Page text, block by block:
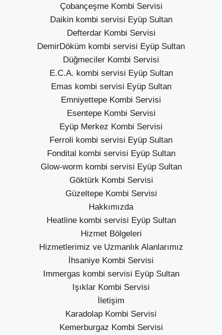
Çobançeşme Kombi Servisi
Daikin kombi servisi Eyüp Sultan
Defterdar Kombi Servisi
DemirDöküm kombi servisi Eyüp Sultan
Düğmeciler Kombi Servisi
E.C.A. kombi servisi Eyüp Sultan
Emas kombi servisi Eyüp Sultan
Emniyettepe Kombi Servisi
Esentepe Kombi Servisi
Eyüp Merkez Kombi Servisi
Ferroli kombi servisi Eyüp Sultan
Fondital kombi servisi Eyüp Sultan
Glow-worm kombi servisi Eyüp Sultan
Göktürk Kombi Servisi
Güzeltepe Kombi Servisi
Hakkımızda
Heatline kombi servisi Eyüp Sultan
Hizmet Bölgeleri
Hizmetlerimiz ve Uzmanlık Alanlarımız
İhsaniye Kombi Servisi
Immergas kombi servisi Eyüp Sultan
Işıklar Kombi Servisi
İletişim
Karadolap Kombi Servisi
Kemerburgaz Kombi Servisi